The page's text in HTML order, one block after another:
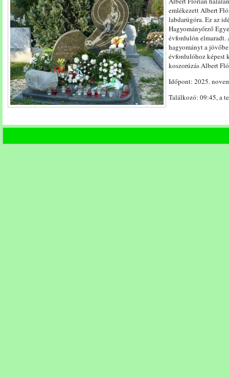
09:50
-
10:30)
bejegyzéshez
emlékezett Albert
labdarúgóra. Ez az
Hagyományőrző
évfordulón elmaradt.
hagyományt a
évfordulóhoz képest
koszorúzás Albert
Időpont: 2025.
Találkozó: 09:45, a